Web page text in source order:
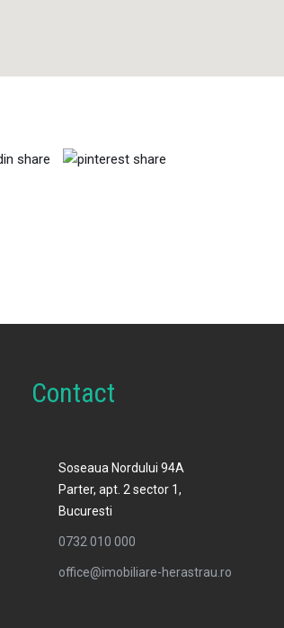
Contact
Soseaua Nordului 94A
Parter, apt. 2 sector 1,
Bucuresti
0732 010 000
office@imobiliare-herastrau.ro